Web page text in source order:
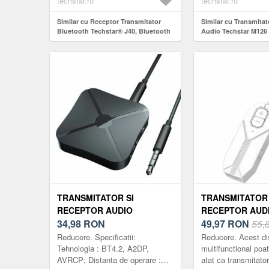
Similar cu Receptor Transmitator
Bluetooth Techstar® J40, Bluetooth
5.0, Microfon Incorporat, CVC, AUX,
Acumulator Incorporat, HandsFree,
DUAL MODE
Similar cu
Audio Techstar
5.4, Wireless,
TV, PC, Boxe, Casti,
Baterie
TRANSMITATOR SI
RECEPTOR AUDIO
TECHSTAR® KN319,
BLUETOOTH 4.2,
WIRELESS, 2IN1, REAL
STEREO, ADAPTOR TV,
34,98 RON
Reducere. Specificatii:
Tehnologia : BT4.2, A2DP,
AVRCP; Distanta de operare :
RECEPTOR
TECHSTAR
BLUETOOTH
WIRELESS,
COMPATIBIL
49,97 RON
Reducere. Acest
multifunctional
atat ca